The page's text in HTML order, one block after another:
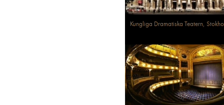
Kungliga Dramatiska Teatern,